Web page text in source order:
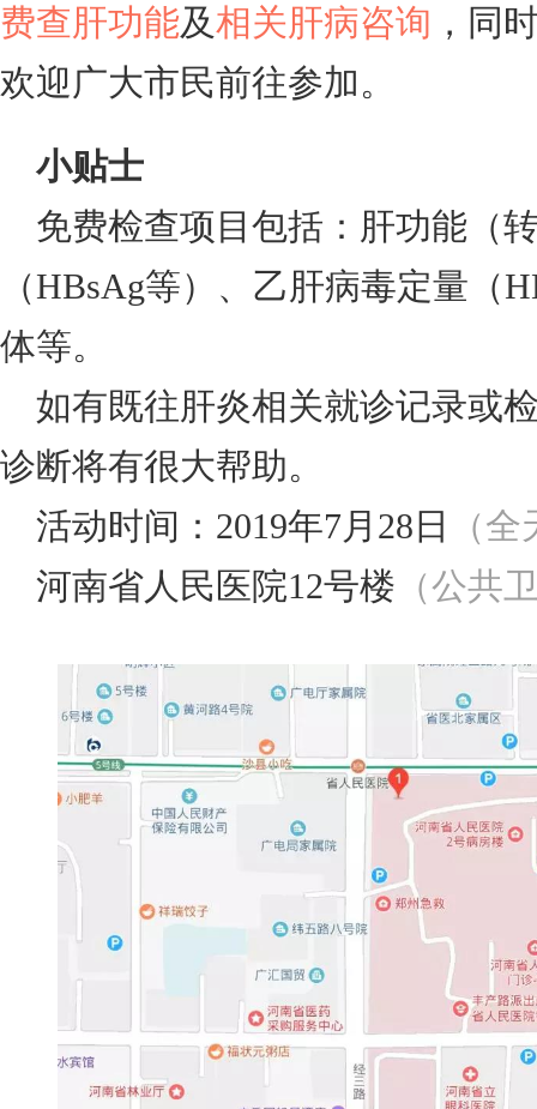
费查肝功能及相关肝病咨询 ，同
欢迎广大市民前往参加。
小贴士
免费检查项目包括：肝功能（
（HBsAg等）、乙肝病毒定量（
体等。
如有既往肝炎相关就诊记录或
诊断将有很大帮助。
活动时间： 2019年7月28日
（
河南省人民医院12号楼 （公共